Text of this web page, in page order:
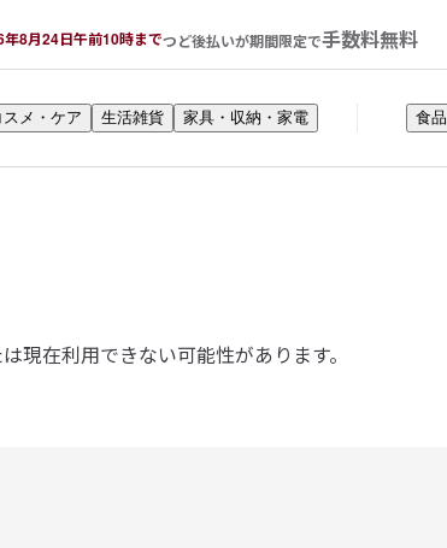
8月24日午前10時までつど後払いが期間限定で手数料無料
スメ・ケア 生活雑貨 家具・収納・家電 食品
現在利用できない可能性があります。